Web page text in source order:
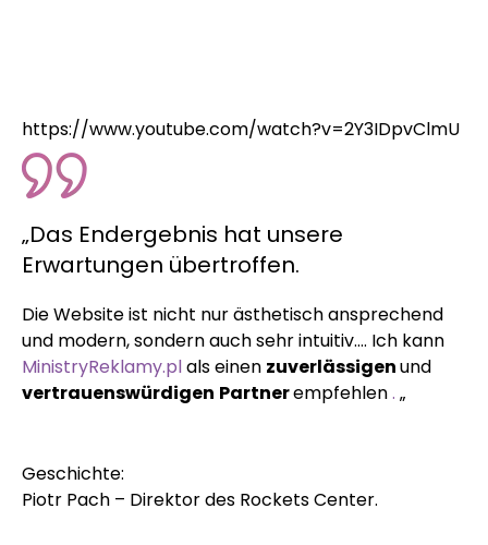
https://www.youtube.com/watch?v=2Y3IDpvClmU
„Das Endergebnis hat unsere
Erwartungen übertroffen.
Die Website ist nicht nur ästhetisch ansprechend
und modern, sondern auch sehr intuitiv…. Ich kann
MinistryReklamy.plals einen zuverlässigenund
vertrauenswürdigen Partnerempfehlen. „
Geschichte:
Piotr Pach – Direktor des Rockets Center.